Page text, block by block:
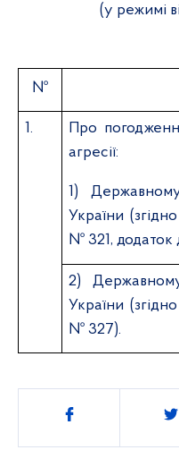
(у режимі
№
1.
Про
агресії:
1)
України
№ 321, додаток
2)
України
№ 327).
Поділитись